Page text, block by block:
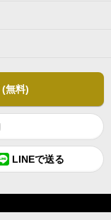
(無料)
LINEで送る